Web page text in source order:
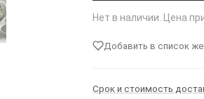
Нет в наличии. Цена
Добавить в список
Срок и стоимость